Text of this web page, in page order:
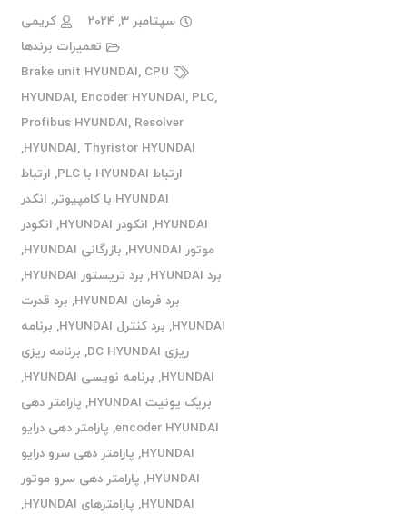
سپتامبر 3, 2024
کریمی
تعمیرات برندها
Brake unit HYUNDAI, CPU
HYUNDAI, Encoder HYUNDAI, PLC,
Profibus HYUNDAI, Resolver
HYUNDAI, Thyristor HYUNDAI
,
ارتباط HYUNDAI با PLC
, ارتباط
HYUNDAI با کامپیوتر
, انکدر
HYUNDAI
, انکودر HYUNDAI , انکودر
موتور HYUNDAI
, بازرگانی HYUNDAI
,
برد HYUNDAI
, برد تریستور HYUNDAI
,
برد فرمان HYUNDAI
, برد قدرت
HYUNDAI
, برد کنترل HYUNDAI , برنامه
ریزی DC HYUNDAI
, برنامه ریزی
HYUNDAI
, برنامه نویسی HYUNDAI
,
بریک یونیت HYUNDAI
, پارامتر دهی
encoder HYUNDAI
, پارامتر دهی درایو
HYUNDAI
, پارامتر دهی سرو درایو
HYUNDAI
, پارامتر دهی سرو موتور
HYUNDAI
, پارامترهای HYUNDAI
,